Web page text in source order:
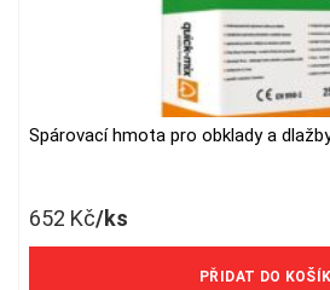
Spárovací hmota pro obklady a
652 Kč/ks
539 Kč/ks bez DPH
PŘIDAT DO